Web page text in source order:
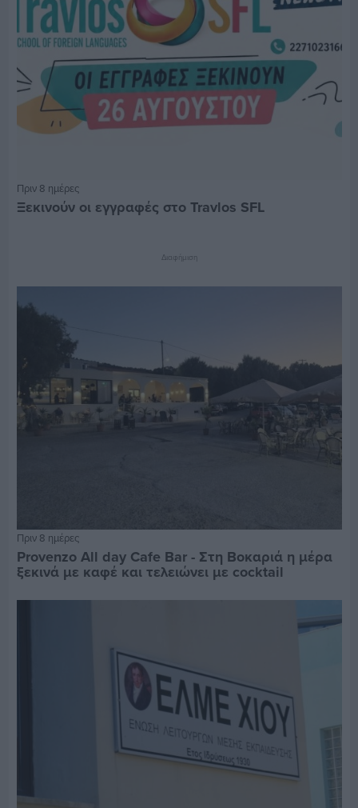
Πριν 8 ημέρες
Ξεκινούν οι εγγραφές στο Travlos SFL
Διαφήμιση
Πριν 8 ημέρες
Provenzo All day Cafe Bar - Στη Βοκαριά η μέρα
ξεκινά με καφέ και τελειώνει με cocktail